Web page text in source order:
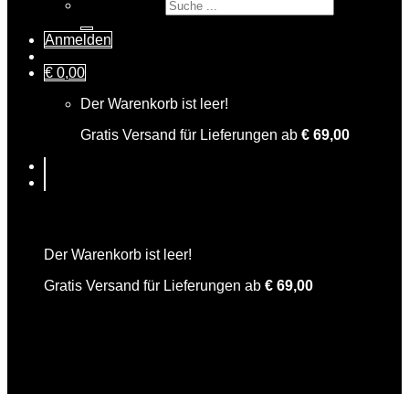
Anmelden
€ 0,00
Der Warenkorb ist leer!
Gratis Versand für Lieferungen ab € 69,00
Der Warenkorb ist leer!
Gratis Versand für Lieferungen ab € 69,00